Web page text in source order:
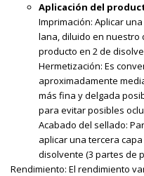
Aplicación del
Imprimación: Aplicar
lana, diluido en nuestro
producto en 2 de
Hermetización: Es
aproximadamente
más fina y delgada
para evitar posibles
Acabado del sellado:
aplicar una tercera
disolvente (3 partes de
Rendimiento: El rendimiento